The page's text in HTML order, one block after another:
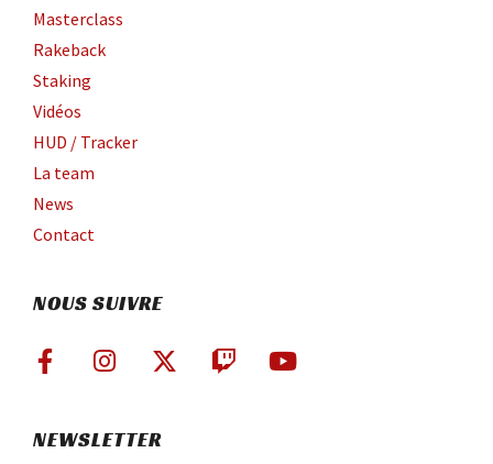
Masterclass
Rakeback
Staking
Vidéos
HUD / Tracker
La team
News
Contact
NOUS SUIVRE
NEWSLETTER